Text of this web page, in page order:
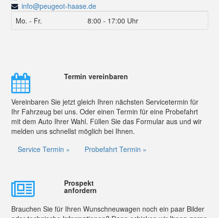
info@peugeot-haase.de
Mo. - Fr.
8:00 - 17:00 Uhr
Termin vereinbaren
Vereinbaren Sie jetzt gleich Ihren nächsten Servicetermin für
Ihr Fahrzeug bei uns. Oder einen Termin für eine Probefahrt
mit dem Auto Ihrer Wahl. Füllen Sie das Formular aus und wir
melden uns schnellst möglich bei Ihnen.
Service Termin »
Probefahrt Termin »
Prospekt
anfordern
Brauchen Sie für Ihren Wunschneuwagen noch ein paar Bilder